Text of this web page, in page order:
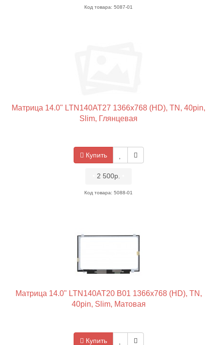
Код товара: 5087-01
Матрица 14.0" LTN140AT27 1366x768 (HD), TN, 40pin,
Slim, Глянцевая
Купить
2 500р.
Код товара: 5088-01
Матрица 14.0" LTN140AT20 B01 1366x768 (HD), TN,
40pin, Slim, Матовая
Купить